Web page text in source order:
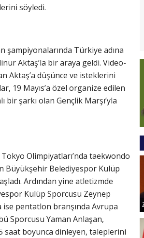
söyledi.
şampiyonalarında Türkiye adına
Aktaş’la bir araya geldi. Video-
Aktaş’a düşünce ve isteklerini
19 Mayıs’a özel organize edilen
bir şarkı olan Gençlik Marşı’yla
Olimpiyatları’nda taekwondo
Büyükşehir Belediyespor Kulüp
Ardından yine atletizmde
Kulüp Sporcusu Zeynep
ise pentatlon branşında Avrupa
Sporcusu Yaman Anlaşan,
saat boyunca dinleyen, taleplerini